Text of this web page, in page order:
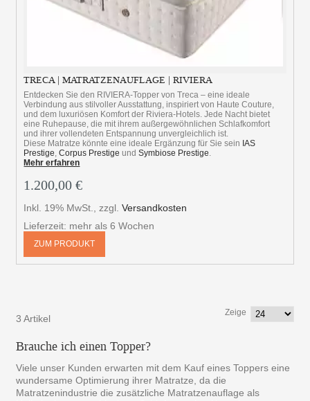
TRECA | MATRATZENAUFLAGE | RIVIERA
Entdecken Sie den RIVIERA-Topper von Treca – eine ideale
Verbindung aus stilvoller Ausstattung, inspiriert von Haute Couture,
und dem luxuriösen Komfort der Riviera-Hotels. Jede Nacht bietet
eine Ruhepause, die mit ihrem außergewöhnlichen Schlafkomfort
und ihrer vollendeten Entspannung unvergleichlich ist.
Diese Matratze könnte eine ideale Ergänzung für Sie sein IAS
Prestige,Corpus Prestige undSymbiose Prestige.
Mehr erfahren
1.200,00 €
Inkl. 19% MwSt.,zzgl.Versandkosten
Lieferzeit: mehr als 6 Wochen
ZUM PRODUKT
3 Artikel
Zeige
Brauche ich einen Topper?
Viele unser Kunden erwarten mit dem Kauf eines Toppers eine
wundersame Optimierung ihrer Matratze, da die
Matratzenindustrie die zusätzliche Matratzenauflage als